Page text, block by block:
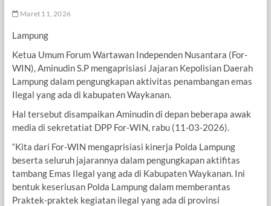
Maret 11, 2026
Lampung
Ketua Umum Forum Wartawan Independen Nusantara (For-
WIN), Aminudin S.P mengaprisiasi Jajaran Kepolisian Daerah
Lampung dalam pengungkapan aktivitas penambangan emas
Ilegal yang ada di kabupaten Waykanan.
Hal tersebut disampaikan Aminudin di depan beberapa awak
media di sekretatiat DPP For-WIN, rabu (11-03-2026).
“Kita dari For-WIN mengaprisiasi kinerja Polda Lampung
beserta seluruh jajarannya dalam pengungkapan aktifitas
tambang Emas Ilegal yang ada di Kabupaten Waykanan. Ini
bentuk keseriusan Polda Lampung dalam memberantas
Praktek-praktek kegiatan ilegal yang ada di provinsi